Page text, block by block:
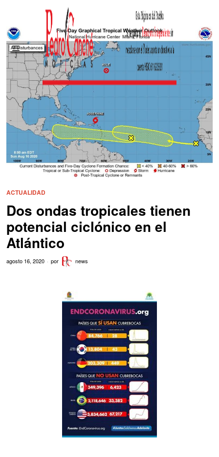
ACTUALIDAD
Dos ondas tropicales tienen
potencial ciclónico en el
Atlántico
agosto 16, 2020 por news